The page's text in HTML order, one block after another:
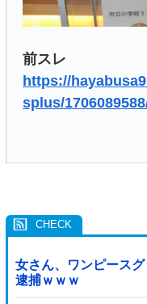
前スレ
https://
splus/
女さん、ワンピース
逮捕ｗｗｗ